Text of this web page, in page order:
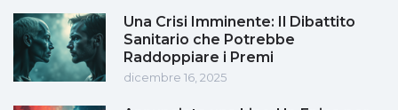
Una Crisi Imminente: Il Dibattito
Sanitario che Potrebbe
Raddoppiare i Premi
dicembre 16, 2025